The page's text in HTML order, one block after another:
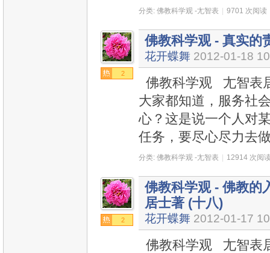
分类: 佛教科学观 -尢智表 9701 次阅读
2
佛教科学观 - 真实的
花开蝶舞 2012-01-18
佛教科学观 尢智表
大家都知道，服务社
心？这是说一个人对
任务，要尽心尽力去
分类: 佛教科学观 -尢智表 12914 次阅
2
佛教科学观 - 佛教的
居士著 (十八)
花开蝶舞 2012-01-17
佛教科学观 尢智